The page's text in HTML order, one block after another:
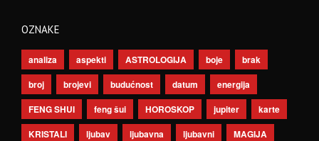
OZNAKE
analiza aspekti ASTROLOGIJA boje
brak
broj
brojevi budućnost datum
energija
FENG SHUI
feng šui HOROSKOP jupiter
karte
KRISTALI
ljubav ljubavna ljubavni
MAGIJA